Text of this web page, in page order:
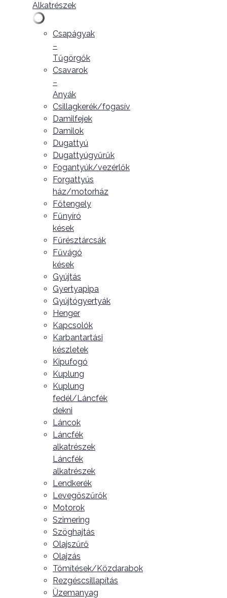
Alkatrészek
Csapágyak
–
Tűgörgők
Csavarok
–
Anyák
Csillagkerék/fogasív
Damilfejek
Damilok
Dugattyú
Dugattyúgyűrűk
Fogantyúk/vezérlők
Forgattyús
ház/motorház
Főtengely
Fűnyíró
kések
Fűrésztárcsák
Fűvágó
kések
Gyújtás
Gyertyapipa
Gyújtógyertyák
Henger
Kapcsolók
Karbantartási
készletek
Kipufogó
Kuplung
Kuplung
fedél/Láncfék
dekni
Láncok
Láncfék
alkatrészek
Láncfék
alkatrészek
Lendkerék
Levegőszűrők
Motorok
Szimering
Szöghajtás
Olajszűrő
Olajzás
Tömítések/Közdarabok
Rezgéscsillapítás
Üzemanyag